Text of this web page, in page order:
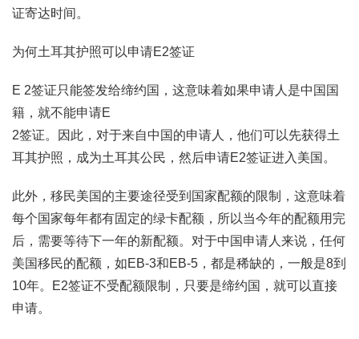
证寄达时间。
为何土耳其护照可以申请E2签证
E 2签证只能签发给缔约国，这意味着如果申请人是中国国
籍，就不能申请E
2签证。因此，对于来自中国的申请人，他们可以先获得土
耳其护照，成为土耳其公民，然后申请E2签证进入美国。
此外，移民美国的主要途径受到国家配额的限制，这意味着
每个国家每年都有固定的绿卡配额，所以当今年的配额用完
后，需要等待下一年的新配额。对于中国申请人来说，任何
美国移民的配额，如EB-3和EB-5，都是稀缺的，一般是8到
10年。E2签证不受配额限制，只要是缔约国，就可以直接
申请。